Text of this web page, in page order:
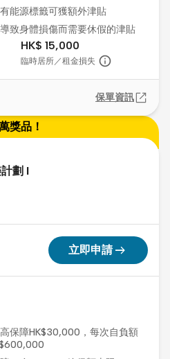
能源標籤可獲額外津貼
致身體損傷而需要休假的津貼
HK$ 15,000
臨時居所／租金損失
保單資訊
獎品！
劃 I
立即申請arrow_right_alt
保障HK$30,000，每次自負額